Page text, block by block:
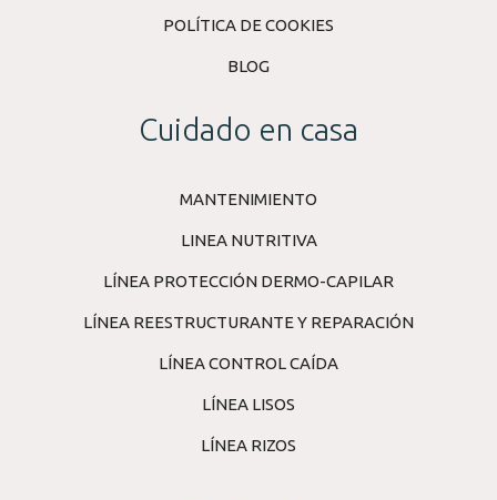
POLÍTICA DE COOKIES
BLOG
Cuidado en casa
MANTENIMIENTO
LINEA NUTRITIVA
LÍNEA PROTECCIÓN DERMO-CAPILAR
LÍNEA REESTRUCTURANTE Y REPARACIÓN
LÍNEA CONTROL CAÍDA
LÍNEA LISOS
LÍNEA RIZOS